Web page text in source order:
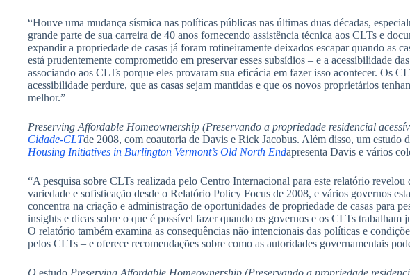
“Houve uma mudança sísmica nas políticas públicas nas últimas duas décadas,
grande parte de sua carreira de 40 anos fornecendo assistência técnica aos CLTs e
expandir a propriedade de casas já foram rotineiramente deixados escapar quando as
está prudentemente comprometido em preservar esses subsídios – e a acessibilidade
associando aos CLTs porque eles provaram sua eficácia em fazer isso acontecer. Os
acessibilidade perdure, que as casas sejam mantidas e que os novos proprietários
melhor.”
Preserving Affordable Homeownership (Preservando a propriedade residencial
Cidade-CLTde 2008, com coautoria de Davis e Rick Jacobus. Além disso, um
Housing Initiatives in Burlington Vermont’s Old North Endapresenta Davis e vários
“A pesquisa sobre CLTs realizada pelo Centro Internacional para este relatório
variedade e sofisticação desde o Relatório Policy Focus de 2008, e vários governos
concentra na criação e administração de oportunidades de propriedade de casas para
insights e dicas sobre o que é possível fazer quando os governos e os CLTs
O relatório também examina as consequências não intencionais das políticas e
pelos CLTs – e oferece recomendações sobre como as autoridades governamentais
O estudo Preserving Affordable Homeownership (Preservando a propriedade